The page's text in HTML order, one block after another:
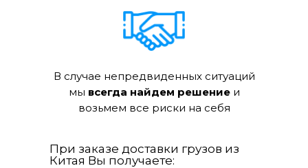
В случае непредвиденных ситуаций
мы всегда найдем решениеи
возьмем все риски на себя
При заказе доставки грузов из
Китая Вы получаете: